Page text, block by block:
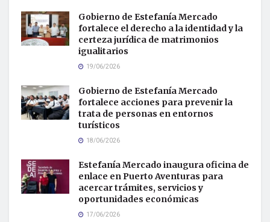
Gobierno de Estefanía Mercado
fortalece el derecho a la identidad y la
certeza jurídica de matrimonios
igualitarios
19/06/2026
Gobierno de Estefanía Mercado
fortalece acciones para prevenir la
trata de personas en entornos
turísticos
18/06/2026
Estefanía Mercado inaugura oficina de
enlace en Puerto Aventuras para
acercar trámites, servicios y
oportunidades económicas
17/06/2026